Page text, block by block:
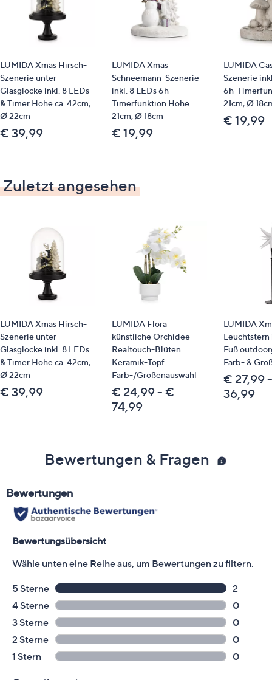
LUMIDA Xmas Hirsch-
Szenerie unter
Glasglocke inkl. 8 LEDs
& Timer Höhe ca. 42cm,
Ø 22cm
€ 39,99
LUMIDA Xmas
Schneemann-Szenerie
inkl. 8 LEDs 6h-
Timerfunktion Höhe
21cm, Ø 18cm
€ 19,99
LUMIDA
Szenerie
6h-
21cm, Ø
€ 19,99
Zuletzt angesehen
LUMIDA Xmas Hirsch-
Szenerie unter
Glasglocke inkl. 8 LEDs
& Timer Höhe ca. 42cm,
Ø 22cm
€ 39,99
LUMIDA Flora
künstliche Orchidee
Realtouch-Blüten
Keramik-Topf
Farb-/Größenauswahl
€ 24,99 - €
74,99
LUMIDA
Fuß
Farb- &
€ 27,99
36,99
Bewertungen & Fragen